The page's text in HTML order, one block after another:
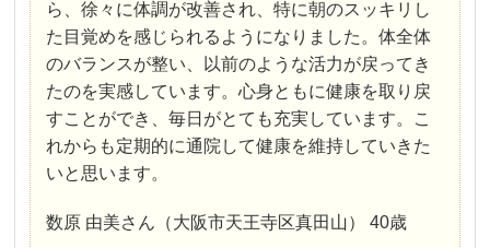
ら、徐々に体調が改善され、特に朝のスッキリし
た目覚めを感じられるようになりました。体全体
のバランスが整い、以前のような活力が戻ってき
たのを実感しています。心身ともに健康を取り戻
すことができ、毎日がとても充実しています。こ
れからも定期的に通院して健康を維持していきた
いと思います。
数原 由美さん（大阪市天王寺区真田山） 40歳